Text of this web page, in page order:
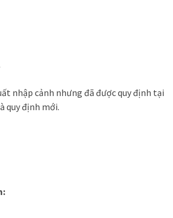
nhập cảnh nhưng đã được quy định tại
quy định mới.